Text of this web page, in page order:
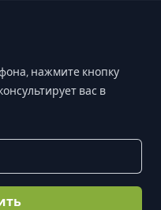
нажмите кнопку
вас в